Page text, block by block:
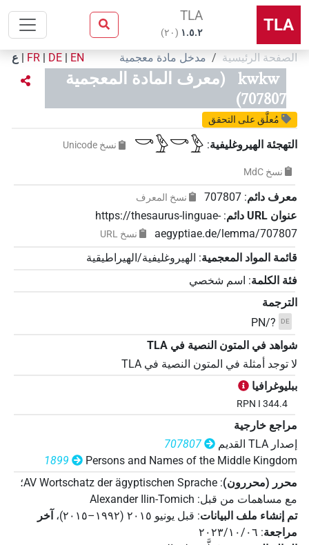
TLA
TLA
۱.٥.٢ (٢٠)
الصفحة الرئيسية مدخل مادة معجمية EN
|
DE
|
FR
| ع
kwkw
(معرف المادة المعجمية
707807)
مُعلَّق على التحقق
التهجئة الهيروغليفية:
𓎡𓅱𓎡𓅱 نسخ‏ ‏Unicode
نسخ‏ ‏MdC
معرف دائم:
707807 نسخ المعرف
عنوان‏ ‏URL‏ دائم :
https://thesaurus-linguae-
aegyptiae.de/lemma/707807
نسخ‏ ‏URL
قائمة المواد المعجمية: الهيروغليفية/الهيراطيقية
فئة الكلمة: اسم شخصي
الترجمة
DE
PN/?
شواهد في المتون النصية في ‏TLA
لا توجد أمثلة في المتون النصية في ‏TLA
ببليوغرافيا
RPN I 344.4
مراجع خارجية
إصدار‏ ‏TLA‏ القديم
707807
Persons and Names of the Middle Kingdom
1899
محرر (محررون):
AV Wortschatz der ägyptischen Sprache؛
مع مساهمات من قبل:
Alexander Ilin-Tomich
تم إنشاء ملف البيانات: قبل يونيو ۲۰۱٥ (۱۹۹۲–۲۰۱٥) ، آخر
مراجعة: ٢٠٢٣/١٠/٠٦